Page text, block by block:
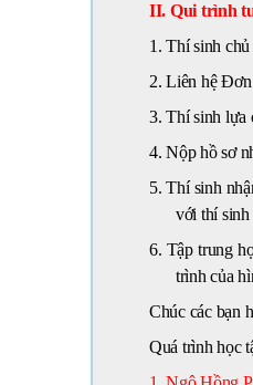
II. Qui trình
1.Thí sinh
2.Liên hệ Đơn
3.Thí sinh lựa
4.Nộp hồ sơ
5.Thí sinh
với thí sinh
6. Tập trung
trình của
Chúc các bạn
Quá trình học